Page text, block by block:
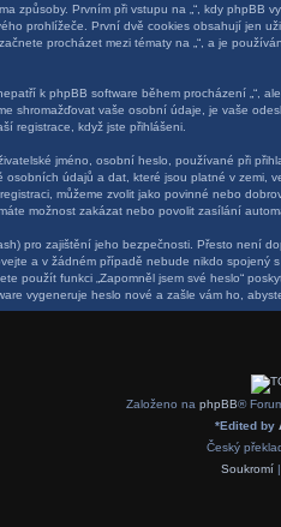
způsoby. Prvním při vstupu na „“, kdy
prohlížeče. První dvě cookies obsahují jen
procházet mezi tématy na „“, a je
k phpBB software během procházení „“,
shromažďovat vaše osobní údaje, je vaše
registrace, když jste přihlášeni.
jméno, osobní heslo, používané při
osobních údajů a dat, které jsou platné v zemi,
můžeme zvolit jako povinné nebo
možnost zakázat nebo povolit zasílání
pro zajištění jeho bezpečnosti. Přesto není
a v žádném případě nebude nikdo
použít funkci „Zapomněl jsem své heslo“
vygeneruje heslo nové a zašle vám ho,
Založeno na phpBB®
*Edited by
Český
Soukromí|